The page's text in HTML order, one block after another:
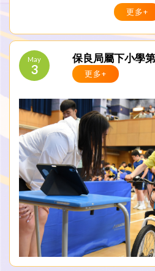
更多+
May
3
保良局屬下小學
更多+